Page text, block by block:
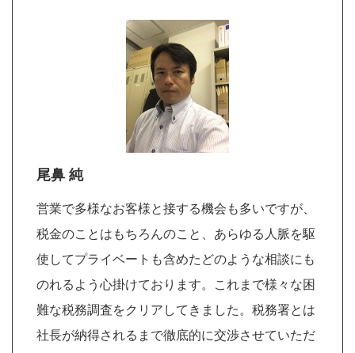
尾鼻 純
営業で多様なお客様と接する機会も多いですが、
税金のことはもちろんのこと、あらゆる人脈を駆
使してプライベートも含めたどのような相談にも
のれるよう心掛けております。これまで様々な困
難な税務調査をクリアしてきました。税務署とは
社長が納得されるまで徹底的に交渉させていただ